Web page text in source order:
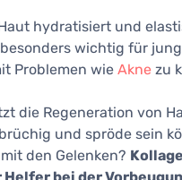
hydratisiert und
wichtig für
Problemen wie Akne zu
die Regeneration von
und spröde sein
den Gelenken?